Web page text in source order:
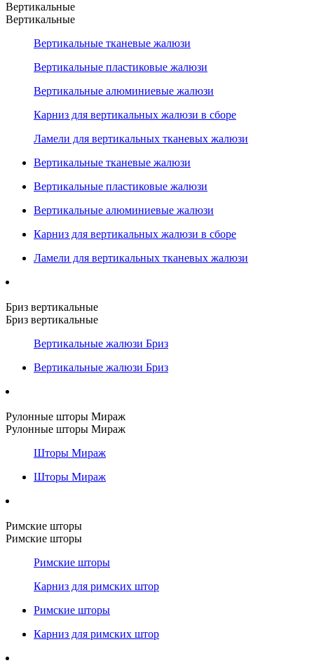
Вертикальные
Вертикальные
Вертикальные тканевые жалюзи
Вертикальные пластиковые жалюзи
Вертикальные алюминиевые жалюзи
Карниз для вертикальных жалюзи в сборе
Ламели для вертикальных тканевых жалюзи
Вертикальные тканевые жалюзи
Вертикальные пластиковые жалюзи
Вертикальные алюминиевые жалюзи
Карниз для вертикальных жалюзи в сборе
Ламели для вертикальных тканевых жалюзи
Бриз вертикальные
Бриз вертикальные
Вертикальные жалюзи Бриз
Вертикальные жалюзи Бриз
Рулонные шторы Мираж
Рулонные шторы Мираж
Шторы Мираж
Шторы Мираж
Римские шторы
Римские шторы
Римские шторы
Карниз для римских штор
Римские шторы
Карниз для римских штор